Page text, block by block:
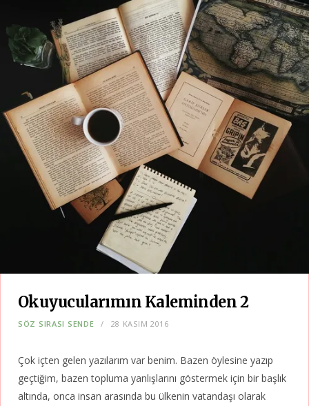
Okuyucularımın Kaleminden 2
SÖZ SIRASI SENDE 28 KASIM 2016
Çok içten gelen yazılarım var benim. Bazen öylesine yazıp
geçtiğim, bazen topluma yanlışlarını göstermek için bir başlık
altında, onca insan arasında bu ülkenin vatandaşı olarak